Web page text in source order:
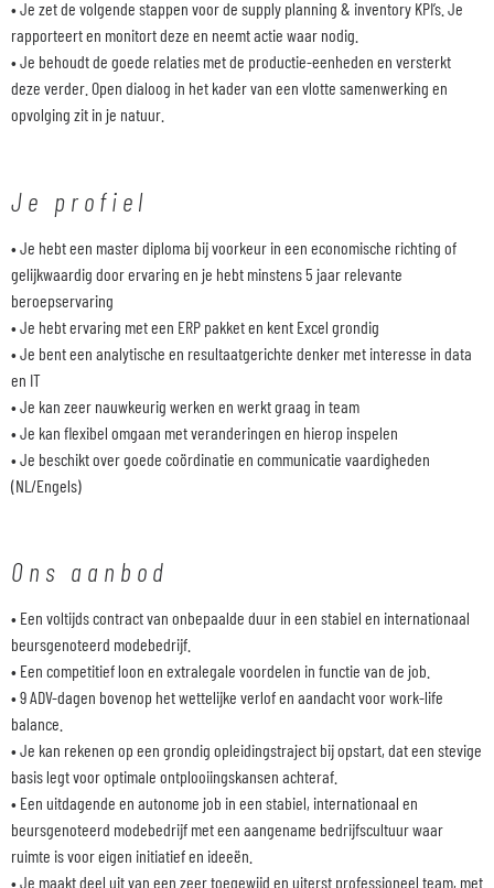
• Je zet de volgende stappen voor de supply planning & inventory KPI’s. Je
rapporteert en monitort deze en neemt actie waar nodig.
• Je behoudt de goede relaties met de productie-eenheden en versterkt
deze verder. Open dialoog in het kader van een vlotte samenwerking en
opvolging zit in je natuur.
Je profiel
• Je hebt een master diploma bij voorkeur in een economische richting of
gelijkwaardig door ervaring en je hebt minstens 5 jaar relevante
beroepservaring
• Je hebt ervaring met een ERP pakket en kent Excel grondig
• Je bent een analytische en resultaatgerichte denker met interesse in data
en IT
• Je kan zeer nauwkeurig werken en werkt graag in team
• Je kan flexibel omgaan met veranderingen en hierop inspelen
• Je beschikt over goede coördinatie en communicatie vaardigheden
(NL/Engels)
Ons aanbod
• Een voltijds contract van onbepaalde duur in een stabiel en internationaal
beursgenoteerd modebedrijf.
• Een competitief loon en extralegale voordelen in functie van de job.
• 9 ADV-dagen bovenop het wettelijke verlof en aandacht voor work-life
balance.
• Je kan rekenen op een grondig opleidingstraject bij opstart, dat een stevige
basis legt voor optimale ontplooiingskansen achteraf.
• Een uitdagende en autonome job in een stabiel, internationaal en
beursgenoteerd modebedrijf met een aangename bedrijfscultuur waar
ruimte is voor eigen initiatief en ideeën.
• Je maakt deel uit van een zeer toegewijd en uiterst professioneel team, met